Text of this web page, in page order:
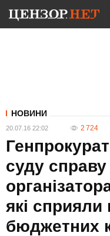
НОВИНИ
20.07.16 22:02 2 724
суду
які
бюджетних